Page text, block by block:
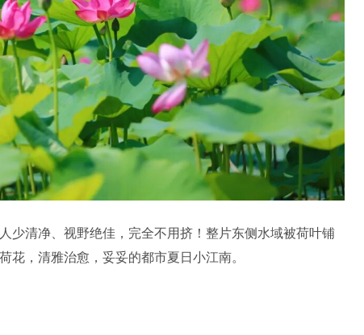
少清净、视野绝佳，完全不用挤！整片东侧水域被荷叶铺
花，清雅治愈，妥妥的都市夏日小江南。